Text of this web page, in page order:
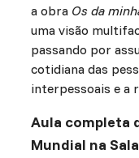
a obra Os da
uma visão
passando por
cotidiana das
interpessoais e a
Aula completa
Mundial na